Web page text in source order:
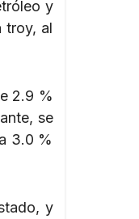
y
troy, al
2.9 %
se
3.0 %
y